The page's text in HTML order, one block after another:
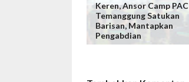
Keren, ‎Ansor Camp PAC
Temanggung Satukan
Barisan, Mantapkan
Pengabdian